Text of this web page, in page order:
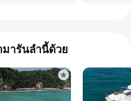
มารันลำนี้ด้วย